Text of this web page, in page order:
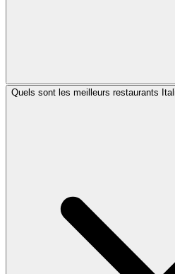
Quels sont les meilleurs restaurants